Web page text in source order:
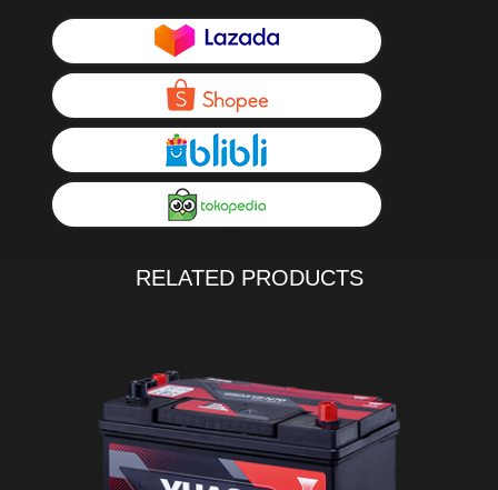
RELATED PRODUCTS